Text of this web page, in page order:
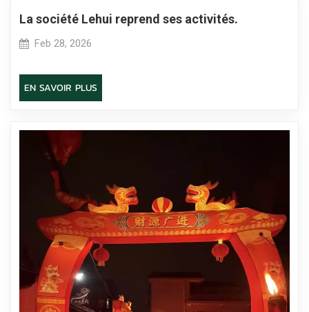
La société Lehui reprend ses activités.
Feb 28, 2026
EN SAVOIR PLUS